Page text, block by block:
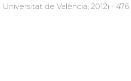
de València, 2012) · 476